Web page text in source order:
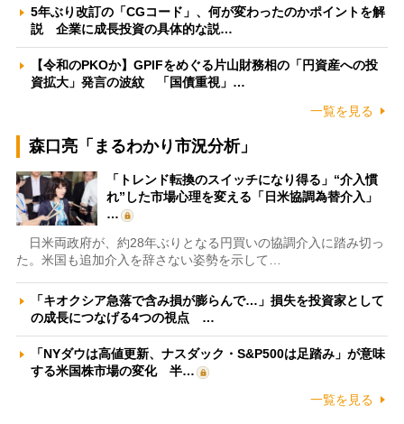
5年ぶり改訂の「CGコード」、何が変わったのかポイントを解
説 企業に成長投資の具体的な説…
【令和のPKOか】GPIFをめぐる片山財務相の「円資産への投
資拡大」発言の波紋 「国債重視」…
一覧を見る
森口亮「まるわかり市況分析」
「トレンド転換のスイッチになり得る」“介入慣
れ”した市場心理を変える「日米協調為替介入」
…
日米両政府が、約28年ぶりとなる円買いの協調介入に踏み切っ
た。米国も追加介入を辞さない姿勢を示して…
「キオクシア急落で含み損が膨らんで…」損失を投資家として
の成長につなげる4つの視点 …
「NYダウは高値更新、ナスダック・S&P500は足踏み」が意味
する米国株市場の変化 半…
一覧を見る